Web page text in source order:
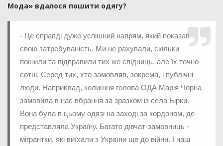
Мода» вдалося пошити одягу?
- Це справді дуже успішний напрям, який показав
свою затребуваність. Ми не рахували, скільки
пошили та відправили тих же спідниць, але їх точно
сотні. Серед тих, хто замовляв, зокрема, і публічні
люди. Наприклад, колишня голова ОДА Марія Чорна
замовила в нас вбрання за зразком із села Бірки.
Вона була в цьому одязі на заході за кордоном, де
представляла Україну. Багато дівчат-замовниць -
мігрантки, які виїхали з України ще до війни. І наш